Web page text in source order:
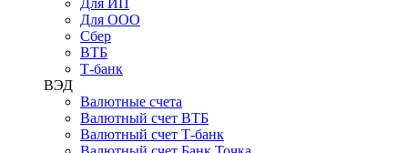
Для ИП
Для ООО
Сбер
ВТБ
Т-банк
ВЭД
Валютные счета
Валютный счет ВТБ
Валютный счет Т-банк